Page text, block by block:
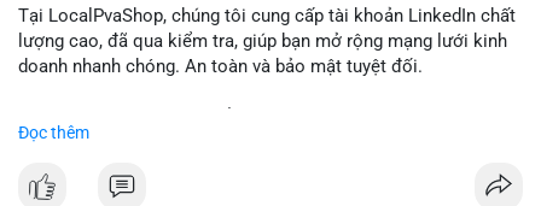
Tại LocalPvaShop, chúng tôi cung cấp tài khoản LinkedIn chất
lượng cao, đã qua kiểm tra, giúp bạn mở rộng mạng lưới kinh
doanh nhanh chóng. An toàn và bảo mật tuyệt đối.
✅ Phản hồi trong 24 giờ
Đọc thêm